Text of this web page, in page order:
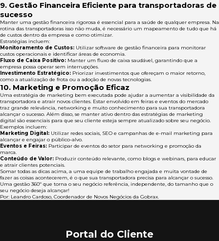
9. Gestão Financeira Eficiente para transportadoras de
sucesso
Manter uma gestão financeira rigorosa é essencial para a saúde de qualquer empresa. Na
rotina das transportadoras isso não muda, é necessário um mapeamento de tudo que há
de custos dentro da empresa e como otimizar.
Estratégias incluem:
Monitoramento de Custos: Utilizar software de gestão financeira para monitorar
custos operacionais e identificar áreas de economia.
Fluxo de Caixa Positivo: Manter um fluxo de caixa saudável, garantindo que a
empresa possa operar sem interrupções.
Investimento Estratégico: Priorizar investimentos que ofereçam o maior retorno,
como a atualização de frota ou a adoção de novas tecnologias.
10. Marketing e Promoção Eficaz
Uma estratégia de marketing bem executada pode ajudar a aumentar a visibilidade da
transportadora e atrair novos clientes. Estar envolvido em feiras e eventos do mercado
traz grande relevância, networking e muito conhecimento para sua transportadora
alcançar o sucesso. Além disso, se manter ativo dentro das estratégias de marketing
digital são essenciais para que seu cliente esteja sempre atualizado sobre seu negócio.
Exemplos incluem:
Marketing Digital: Utilizar redes sociais, SEO e campanhas de e-mail marketing para
alcançar e engajar o público-alvo.
Eventos e Feiras: Participar de eventos do setor para networking e promoção da
marca.
Conteúdo de Valor: Produzir conteúdo relevante, como blogs e webinars, para educar
e atrair clientes potenciais.
Somar todas as dicas acima, a uma equipe de trabalho engajada e muita vontade de
fazer as coisas acontecerem, é o que sua transportadora precisa para alcançar o sucesso.
Uma gestão 360º que torna o seu negócio referência, independente, do tamanho que o
seu negócio deseja alcançar!
Por: Leandro Cardoso, Coordenador de Novos Negócios da Gobrax.
Portal do Cliente